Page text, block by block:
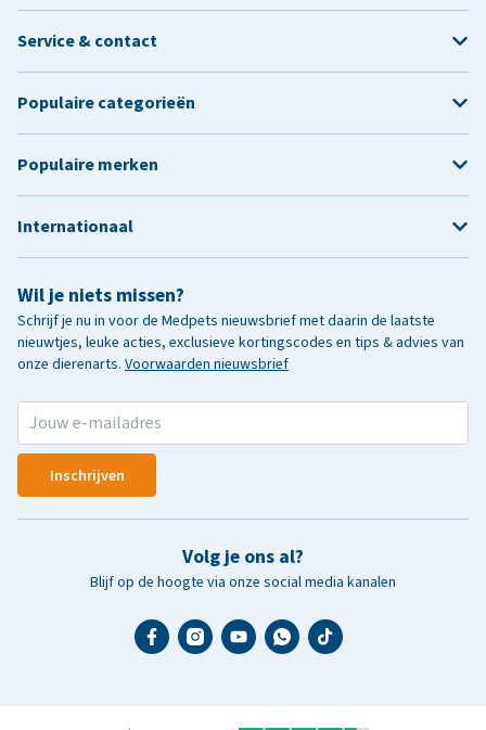
Wil je niets missen?
Schrijf je nu in voor de Medpets nieuwsbrief met daarin de laatste
nieuwtjes, leuke acties, exclusieve kortingscodes en tips & advies van
onze dierenarts. Voorwaarden nieuwsbrief
Inschrijven
Volg je ons al?
Blijf op de hoogte via onze social media kanalen
Service & contact
Populaire categorieën
Populaire merken
Internationaal